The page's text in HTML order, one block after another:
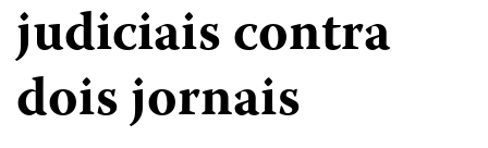
judiciais contra
dois jornais